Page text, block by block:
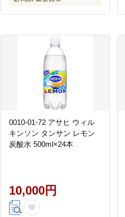
0010-01-72 アサヒ ウィル
キンソン タンサン レモン
炭酸水 500ml×24本
10,000円